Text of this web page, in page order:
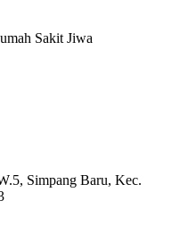
Sakit Jiwa
Simpang Baru, Kec.